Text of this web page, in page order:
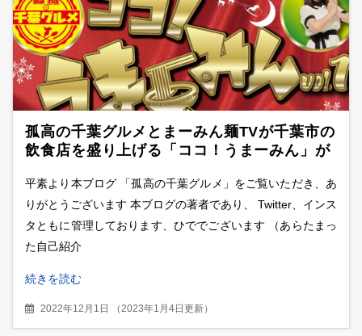
孤高の千葉グルメとまーみん麺TVが千葉市の
飲食店を盛り上げる「ココ！うまーみん」が
平素より本ブログ 「孤高の千葉グルメ」をご覧いただき、あ
りがとうございます 本ブログの著者であり、 Twitter、インス
タともに管理しております、ひででございます （あらたまっ
た自己紹介
続きを読む
2022年12月1日 （2023年1月4日更新）